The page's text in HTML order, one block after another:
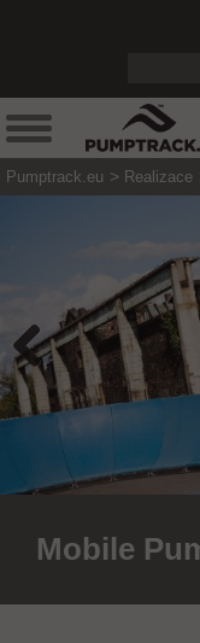
Pumptrack.eu Realizace
Mobile
Previous